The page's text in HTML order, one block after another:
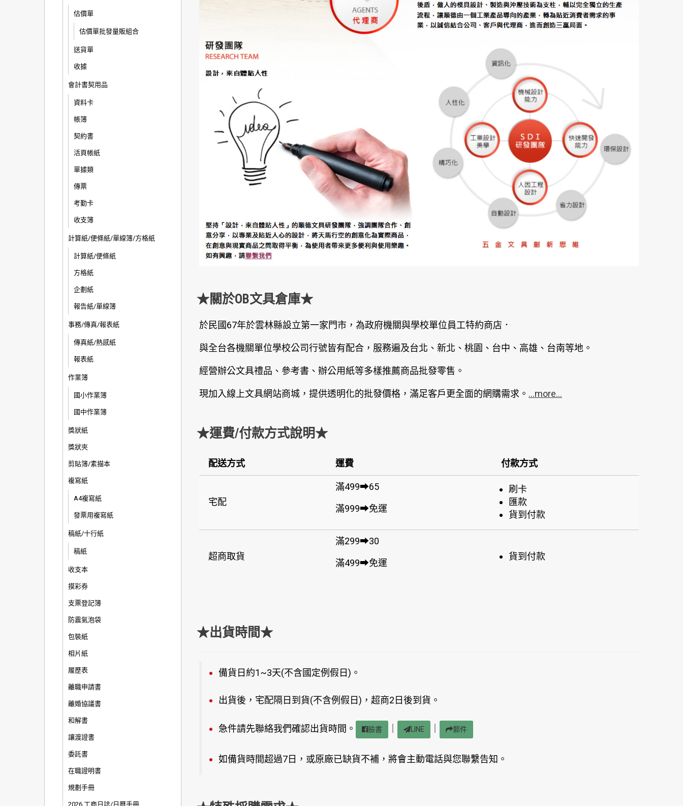
估價單
估價單批發量販組合
送貨單
收據
會計書契用品
資料卡
帳簿
契約書
活頁帳紙
單據類
傳票
考勤卡
收支簿
計算紙/便條紙/單線簿/方格紙
計算紙/便條紙
方格紙
企劃紙
報告紙/單線簿
事務/傳真/報表紙
傳真紙/熱感紙
報表紙
作業簿
國小作業簿
國中作業簿
獎狀紙
獎狀夾
剪貼簿/素描本
複寫紙
A4複寫紙
發票用複寫紙
稿紙/十行紙
稿紙
收支本
摸彩券
支票登記簿
防震氣泡袋
包裝紙
相片紙
履歷表
離職申請書
離婚協議書
和解書
讓渡證書
委託書
在職證明書
規劃手冊
2026 工商日誌/日曆手冊
★關於OB文具倉庫★
於民國67年於雲林縣設立第一家門市，為政府機關與學校單位員工特約商店．
與全台各機關單位學校公司行號皆有配合，服務遍及台北、新北、桃園、台中、高雄、台南等地。
經營辦公文具禮品、參考書、辦公用紙等多樣推薦商品批發零售。
現加入線上文具網站商城，提供透明化的批發價格，滿足客戶更全面的網購需求。 ...more...
★運費/付款方式說明★
配送方式 運費 付款方式
宅配
滿499➡65
滿999➡免運
刷卡
匯款
貨到付款
超商取貨
滿299➡30
滿499➡免運
貨到付款
★出貨時間★
備貨日約1~3天(不含國定例假日)。
出貨後，宅配隔日到貨(不含例假日)，超商2日後到貨。
急件請先聯絡我們確認出貨時間。 臉書 LINE 郵件
如備貨時間超過7日，或原廠已缺貨不補，將會主動電話與您聯繫告知。